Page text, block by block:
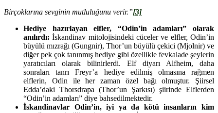
Birçoklarına sevginin mutluluğunu verir.”[3]
Hediye hazırlayan elfler, “Odin’in adamları” olarak
anılırdı:İskandinav mitolojisindeki cüceler ve elfler, Odin’in
büyülü mızrağı (Gungnir), Thor’un büyülü çekici (Mjolnir) ve
diğer pek çok tanınmış hediye gibi özellikle fevkalade şeylerin
yaratıcıları olarak bilinirlerdi. Elf diyarı Alfheim, daha
sonraları tanrı Freyr’a hediye edilmiş olmasına rağmen
elflerin, Odin ile her zaman özel bağı olmuştur. Şiirsel
Edda’daki Thorsdrapa (Thor’un Şarkısı) şiirinde Elflerden
“Odin’in adamları” diye bahsedilmektedir.
İskandinavlar Odin’in, iyi ya da kötü insanların kim